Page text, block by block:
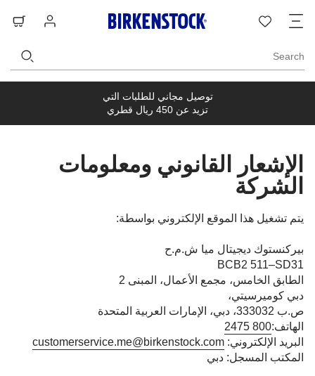
الدخول
Search
توصيل مجاني للطلبات التي
تزيد عن 450 ريال قطري
الإشعار القانوني ومعلومات
الشركة
يتم تشغيل هذا الموقع الإلكتروني بواسطة:
بيركنستوك ديجيتال ميا ش.م.ح
BCB2 511–SD31
الطابق الخامس، مجمع الأعمال، المبنى 2
دبي كوميرسيتي،
ص.ب 333032، دبي، الإمارات العربية المتحدة
الهاتف:800 2475
البريد الإلكتروني: customerservice.me@birkenstock.com
المكتب المسجل: دبي